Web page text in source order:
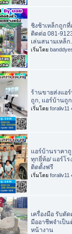
ชิงช้าเหล็กถูก
ติดต่อ 081-
เล่นสนามเหล็ก.
เริ่มโดย
ร้านขายส่งแอ
ถูก, แอร์บ้านถู
เริ่มโดย foraliv11
แอร์บ้านราคา
ทุกยี่ห้อ/ แอร์โร
ติดตั้งฟรี
เริ่มโดย foraliv11
เครื่องมือ รับตั
มืออาชีพจำเป็น
หน้างาน